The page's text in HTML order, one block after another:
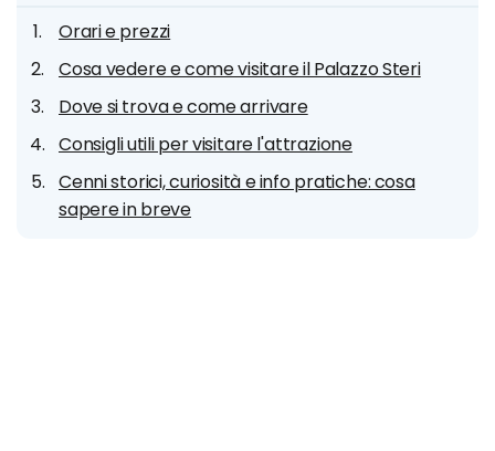
Orari e prezzi
Cosa vedere e come visitare il Palazzo Steri
Dove si trova e come arrivare
Consigli utili per visitare l'attrazione
Cenni storici, curiosità e info pratiche: cosa
sapere in breve